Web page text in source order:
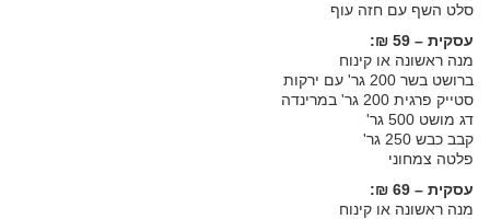
סלט השף עם חזה עוף
עסקית – 59 ₪:
מנה ראשונה או קינוח
ברושט בשר 200 גר' עם ירקות
סטייק פרגית 200 גר' במרינדה
דג מושט 500 גר'
קבב כבש 250 גר'
פלטה צמחוני
עסקית – 69 ₪:
מנה ראשונה או קינוח